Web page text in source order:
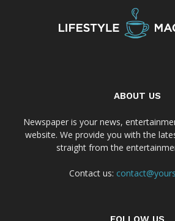
ABOUT US
Newspaper is your news,
website. We provide you with the
straight from the
Contact us: